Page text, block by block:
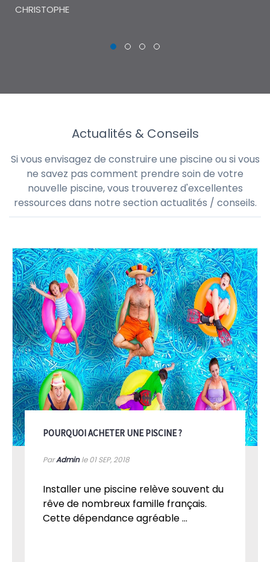
CHRISTOPHE
Actualités & Conseils
Si vous envisagez de construire une piscine ou si vous
ne savez pas comment prendre soin de votre
nouvelle piscine, vous trouverez d'excellentes
ressources dans notre section actualités / conseils.
POURQUOI ACHETER UNE PISCINE ?
ParAdminle 01SEP, 2018
Installer une piscine relève souvent du
rêve de nombreux famille français.
Cette dépendance agréable ...